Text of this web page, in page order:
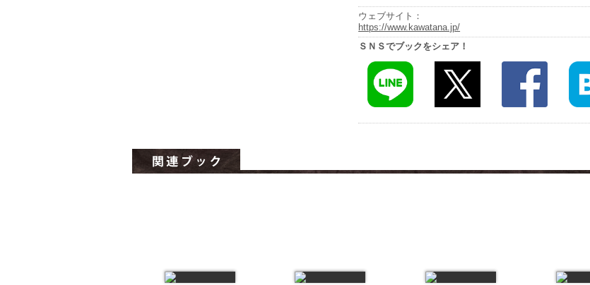
ウェブサイト：
https://www.kawatana.jp/
ＳＮＳでブックをシェア！